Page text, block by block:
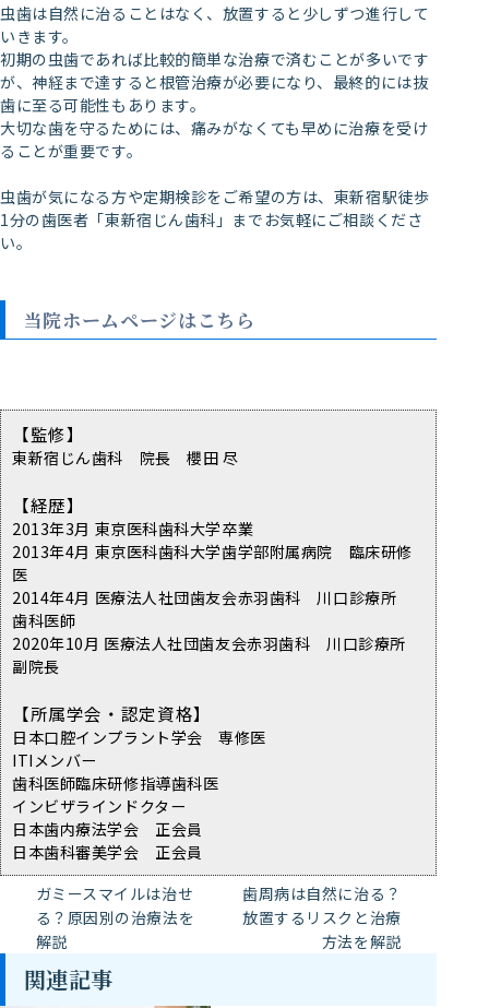
虫歯は自然に治ることはなく、放置すると少しずつ進行して
いきます。
初期の虫歯であれば比較的簡単な治療で済むことが多いです
が、神経まで達すると根管治療が必要になり、最終的には抜
歯に至る可能性もあります。
大切な歯を守るためには、痛みがなくても早めに治療を受け
ることが重要です。
虫歯が気になる方や定期検診をご希望の方は、東新宿駅徒歩
1分の歯医者「東新宿じん歯科」までお気軽にご相談くださ
い。
当院ホームページはこちら
【監修】
東新宿じん歯科 院長 櫻田 尽
【経歴】
2013年3月 東京医科歯科大学卒業
2013年4月 東京医科歯科大学歯学部附属病院 臨床研修
医
2014年4月 医療法人社団歯友会赤羽歯科 川口診療所
歯科医師
2020年10月 医療法人社団歯友会赤羽歯科 川口診療所
副院長
【所属学会・認定資格】
日本口腔インプラント学会 専修医
ITIメンバー
歯科医師臨床研修指導歯科医
インビザラインドクター
日本歯内療法学会 正会員
日本歯科審美学会 正会員
ガミースマイルは治せ
る？原因別の治療法を
解説
歯周病は自然に治る？
放置するリスクと治療
方法を解説
関連記事